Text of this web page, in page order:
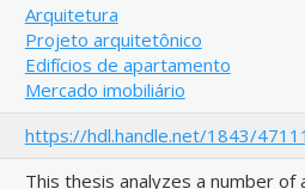
Arquitetura
Projeto arquitetônico
Edifícios de apartamento
Mercado imobiliário
https://hdl.handle.net/1843/47111
This thesis analyzes a number